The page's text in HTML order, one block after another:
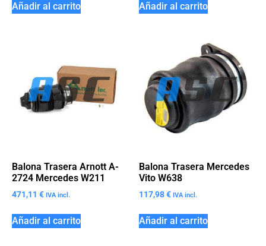
Añadir al carrito Añadir al carrito
Balona Trasera Arnott A-
2724 Mercedes W211
471,11 € IVA incl.
Añadir al carrito
Balona Trasera Mercedes
Vito W638
117,98€ IVA incl.
Añadir al carrito